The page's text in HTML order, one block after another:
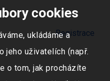
Registrace
cookies
ukládáme a
jeho uživatelích (např.
o tom, jak procházíte